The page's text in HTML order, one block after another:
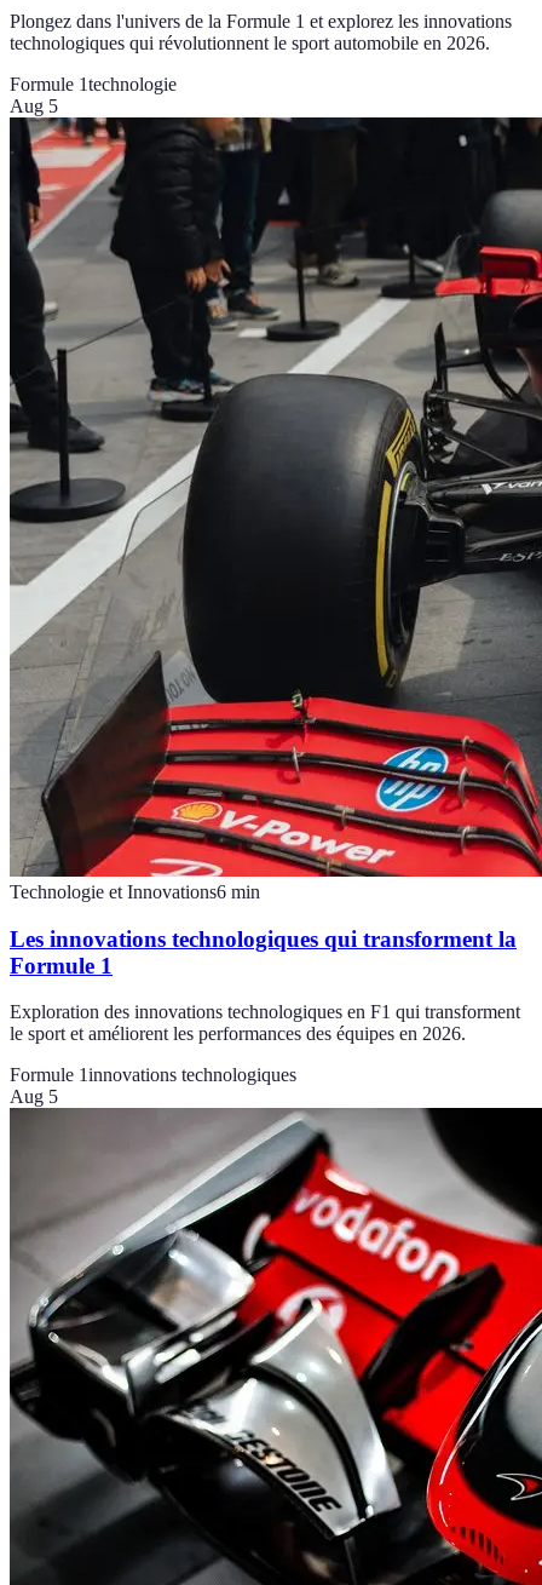
Plongez dans l'univers de la Formule 1 et explorez les innovations
technologiques qui révolutionnent le sport automobile en 2026.
Formule 1technologie
Aug 5
Technologie et Innovations6 min
Les innovations technologiques qui transforment la
Formule 1
Exploration des innovations technologiques en F1 qui transforment
le sport et améliorent les performances des équipes en 2026.
Formule 1innovations technologiques
Aug 5